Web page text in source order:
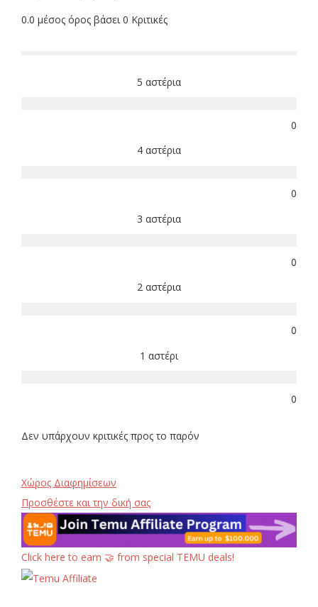
0.0 μέσος όρος βάσει 0 Κριτικές
5 αστέρια
0
4 αστέρια
0
3 αστέρια
0
2 αστέρια
0
1 αστέρι
0
Δεν υπάρχουν κριτικές προς το παρόν
Χώρος Διαφημίσεων
Προσθέστε και την δική σας
Click here to earn 🤝 from special TEMU deals!